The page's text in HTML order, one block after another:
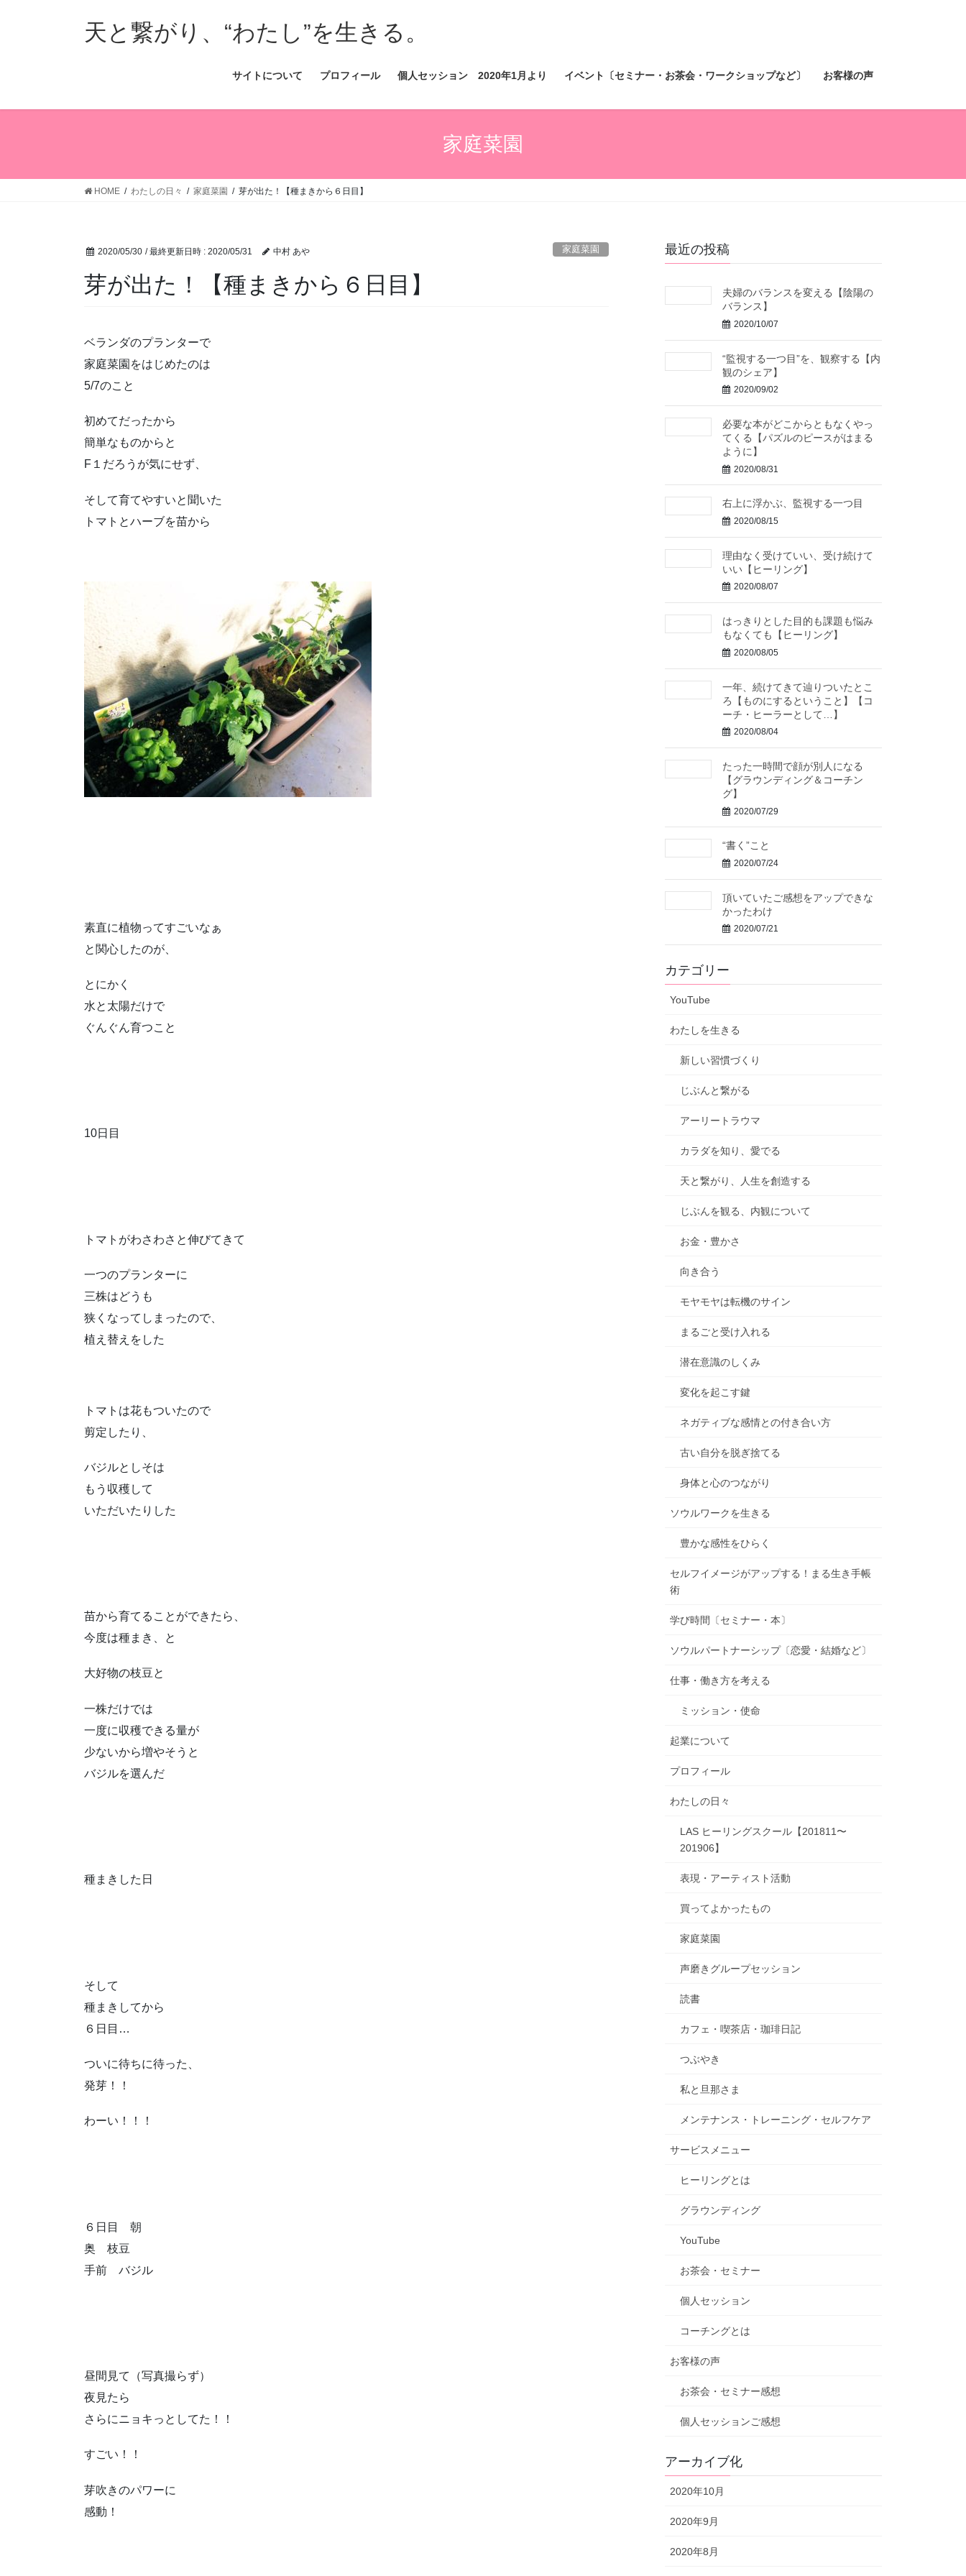
ス
ン
天と繋がり、“わたし”を生きる。
サイトについて プロフィール 個人セッション 2020年1月より イベント〔セミナー・お茶会・ワークショップなど〕 お客様の声
家庭菜園
HOME わたしの日々 家庭菜園 芽が出た！【種まきから６日目】
2020/05/30 / 最終更新日時 : 2020/05/31 中村 あや 家庭菜園
芽が出た！【種まきから６日目】
ベランダのプランターで
家庭菜園をはじめたのは
5/7のこと
初めてだったから
簡単なものからと
F１だろうが気にせず、
そして育てやすいと聞いた
トマトとハーブを苗から
素直に植物ってすごいなぁ
と関心したのが、
とにかく
水と太陽だけで
ぐんぐん育つこと
10日目
トマトがわさわさと伸びてきて
一つのプランターに
三株はどうも
狭くなってしまったので、
植え替えをした
トマトは花もついたので
剪定したり、
バジルとしそは
もう収穫して
いただいたりした
苗から育てることができたら、
今度は種まき、と
大好物の枝豆と
一株だけでは
一度に収穫できる量が
少ないから増やそうと
バジルを選んだ
種まきした日
そして
種まきしてから
６日目…
ついに待ちに待った、
発芽！！
わーい！！！
６日目 朝
奥 枝豆
手前 バジル
昼間見て（写真撮らず）
夜見たら
さらにニョキっとしてた！！
すごい！！
芽吹きのパワーに
感動！
最近の投稿
夫婦のバランスを変える【陰陽の
バランス】
2020/10/07
“監視する一つ目”を、観察する【内
観のシェア】
2020/09/02
必要な本がどこからともなくやっ
てくる【パズルのピースがはまる
ように】
2020/08/31
右上に浮かぶ、監視する一つ目
2020/08/15
理由なく受けていい、受け続けて
いい【ヒーリング】
2020/08/07
はっきりとした目的も課題も悩み
もなくても【ヒーリング】
2020/08/05
一年、続けてきて辿りついたとこ
ろ【ものにするということ】【コ
ーチ・ヒーラーとして…】
2020/08/04
たった一時間で顔が別人になる
【グラウンディング＆コーチン
グ】
2020/07/29
“書く”こと
2020/07/24
頂いていたご感想をアップできな
かったわけ
2020/07/21
カテゴリー
YouTube
わたしを生きる
新しい習慣づくり
じぶんと繋がる
アーリートラウマ
カラダを知り、愛でる
天と繋がり、人生を創造する
じぶんを観る、内観について
お金・豊かさ
向き合う
モヤモヤは転機のサイン
まるごと受け入れる
潜在意識のしくみ
変化を起こす鍵
ネガティブな感情との付き合い方
古い自分を脱ぎ捨てる
身体と心のつながり
ソウルワークを生きる
豊かな感性をひらく
セルフイメージがアップする！まる生き手帳
術
学び時間〔セミナー・本〕
ソウルパートナーシップ〔恋愛・結婚など〕
仕事・働き方を考える
ミッション・使命
起業について
プロフィール
わたしの日々
LAS ヒーリングスクール【201811〜
201906】
表現・アーティスト活動
買ってよかったもの
家庭菜園
声磨きグループセッション
読書
カフェ・喫茶店・珈琲日記
つぶやき
私と旦那さま
メンテナンス・トレーニング・セルフケア
サービスメニュー
ヒーリングとは
グラウンディング
YouTube
お茶会・セミナー
個人セッション
コーチングとは
お客様の声
お茶会・セミナー感想
個人セッションご感想
アーカイブ化
2020年10月
2020年9月
2020年8月